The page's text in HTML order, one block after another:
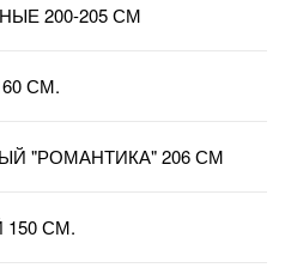
200-205 СМ
СМ.
"РОМАНТИКА" 206 СМ
СМ.